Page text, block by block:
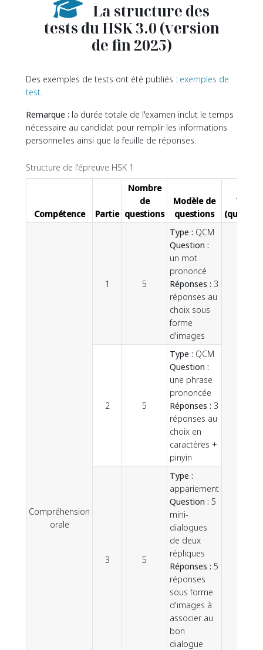
La structure des
tests du HSK 3.0 (version
de fin 2025)
Des exemples de tests ont été publiés : exemples de
test
Remarque : la durée totale de l'examen inclut le temps
nécessaire au candidat pour remplir les informations
personnelles ainsi que la feuille de réponses.
Structure de l'épreuve HSK 1
Compétence Partie
Nombre
de
questions
Modèle de
questions
Total
Compréhension
orale
1 5
Type : QCM
Question :
un mot
prononcé
Réponses : 3
réponses au
choix sous
forme
d'images
2 5
Type : QCM
Question :
une phrase
prononcée
Réponses : 3
réponses au
choix en
caractères +
pinyin
3 5
Type :
appariement
Question : 5
mini-
dialogues
de deux
répliques
Réponses : 5
réponses
sous forme
d'images à
associer au
bon
dialogue